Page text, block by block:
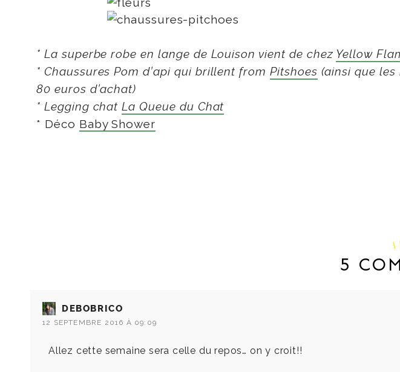
* La superbe robe en lange de Louison vient de chez Yellow
* Chaussures Pom d’api qui brillent from Pitshoes (ainsi que les
80 euros d’achat)
* Legging chatLa Queue du Chat
* Déco Baby Shower
5
DEBOBRICO
12 SEPTEMBRE 2016 À 09:09
Allez cette semaine sera celle du repos… on y croit!!